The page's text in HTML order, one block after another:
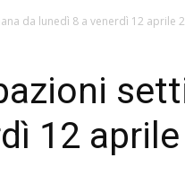
da lunedì 8 a venerdì 12 aprile
12